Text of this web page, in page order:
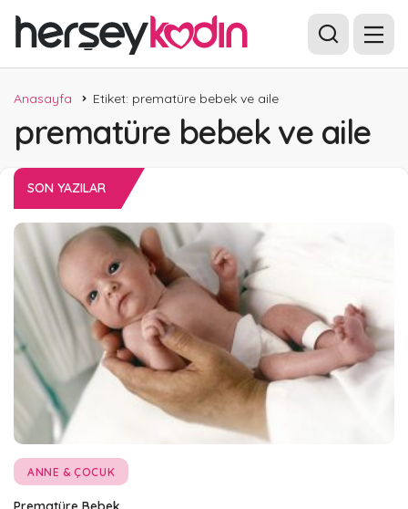
Anasayfa Etiket: prematüre bebek ve aile
prematüre bebek ve aile
SON YAZILAR
ANNE & ÇOCUK